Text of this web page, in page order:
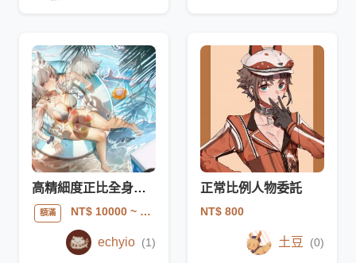
高精細度正比全身插畫
額滿 NT$ 10000~ NT$ 14000
echyio (1)
正常比例人物委託
NT$ 800
土豆 (0)